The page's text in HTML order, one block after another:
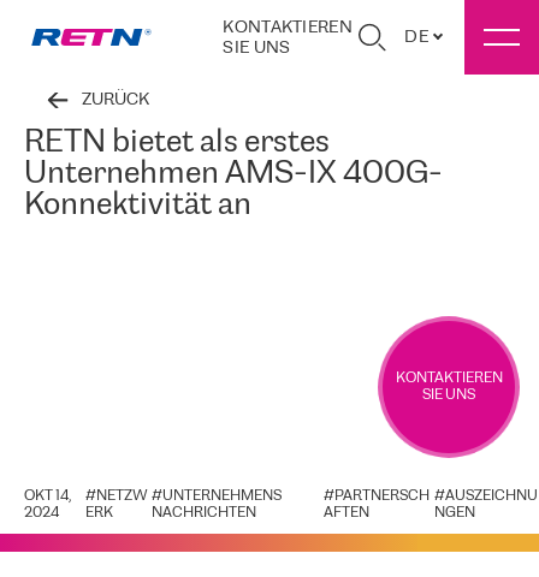
KONTAKTIEREN
SIE UNS
DE
ZURÜCK
RETN bietet als erstes
Unternehmen AMS-IX 400G-
Konnektivität an
OKT 14,
2024
#NETZW
ERK
#UNTERNEHMENS
NACHRICHTEN
#PARTNERSCH
AFTEN
#AUSZEICHNU
NGEN
KONTAKTIEREN
SIE UNS